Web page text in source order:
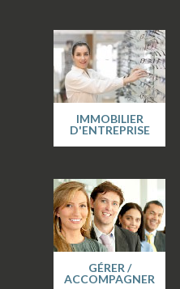
IMMOBILIER
D'ENTREPRISE
GÉRER /
ACCOMPAGNER